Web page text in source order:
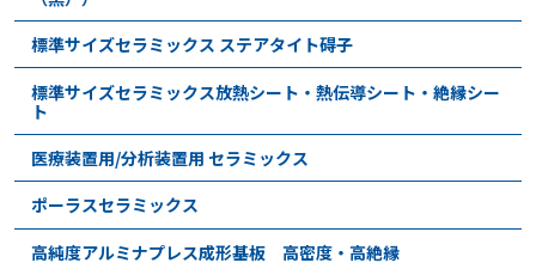
標準サイズセラミックス ステアタイト碍子
標準サイズセラミックス放熱シート・熱伝導シート・絶縁シー
ト
医療装置用/分析装置用 セラミックス
ポーラスセラミックス
高純度アルミナプレス成形基板 高密度・高絶縁